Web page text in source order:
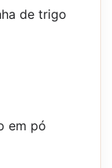
de trigo
em pó